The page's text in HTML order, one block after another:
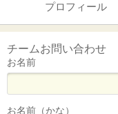
プロフィール
チームお問い合わせ
お名前
お名前（かな）